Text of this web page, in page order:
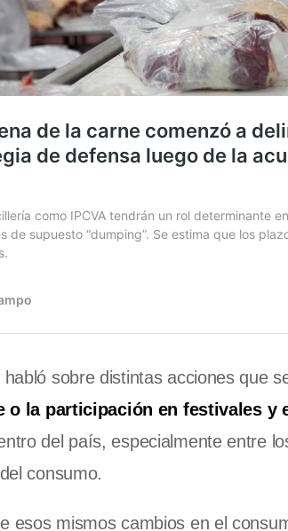
habló sobre distintas acciones que
o la participación en festivales y
del país, especialmente entre
consumo.
esos mismos cambios en el